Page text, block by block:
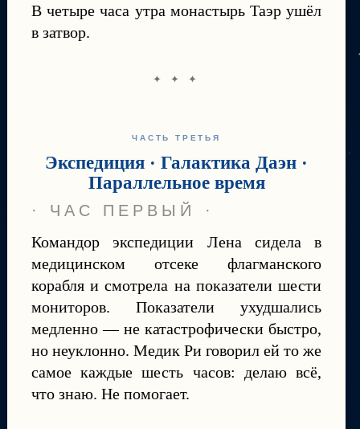
В четыре часа утра монастырь Таэр ушёл
в затвор.
✦ ✦ ✦
ЧАСТЬ ТРЕТЬЯ
Экспедиция · Галактика Даэн ·
Параллельное время
· ЧАС ПЕРВЫЙ ·
Командор экспедиции Лена сидела в
медицинском отсеке флагманского
корабля и смотрела на показатели шести
мониторов. Показатели ухудшались
медленно — не катастрофически быстро,
но неуклонно. Медик Ри говорил ей то же
самое каждые шесть часов: делаю всё,
что знаю. Не помогает.